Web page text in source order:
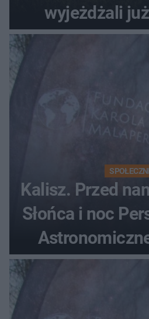
wyjeżdżali
Kalisz. Przed
Słońca i noc
zaprasza na